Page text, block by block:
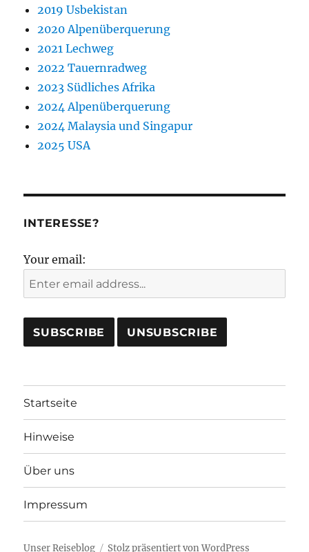
2019 Usbekistan
2020 Alpenüberquerung
2021 Lechweg
2022 Tauernradweg
2023 Südliches Afrika
2024 Alpenüberquerung
2024 Malaysia und Singapur
2025 USA
INTERESSE?
Your email:
Startseite
Hinweise
Über uns
Impressum
Unser Reiseblog Stolz präsentiert von WordPress